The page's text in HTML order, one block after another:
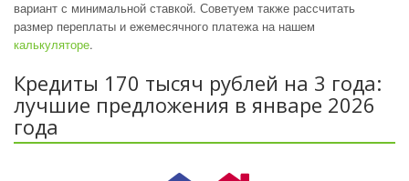
вариант с минимальной ставкой. Советуем также рассчитать
размер переплаты и ежемесячного платежа на нашем
калькуляторе.
Кредиты 170 тысяч рублей на 3 года:
лучшие предложения в январе 2026
года